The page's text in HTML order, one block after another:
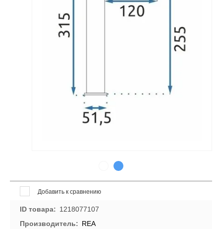
Добавить к сравнению
ID товара
1218077107
Производитель
REA